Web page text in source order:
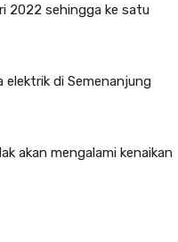
2022 sehingga ke satu
elektrik di Semenanjung
akan mengalami kenaikan